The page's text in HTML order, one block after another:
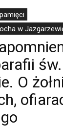
w
O